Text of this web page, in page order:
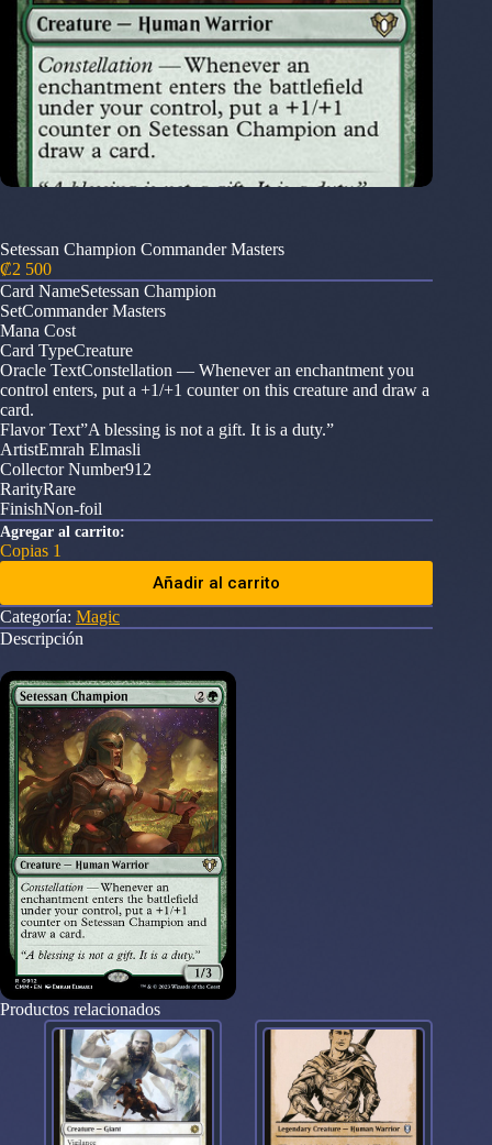
Setessan Champion Commander Masters
₡2 500
Card NameSetessan Champion
SetCommander Masters
Mana Cost
Card TypeCreature
Oracle TextConstellation — Whenever an enchantment you
control enters, put a +1/+1 counter on this creature and draw a
card.
Flavor Text”A blessing is not a gift. It is a duty.”
ArtistEmrah Elmasli
Collector Number912
RarityRare
FinishNon-foil
Agregar al carrito:
Copias 1
Añadir al carrito
Categoría: Magic
Descripción
Productos relacionados